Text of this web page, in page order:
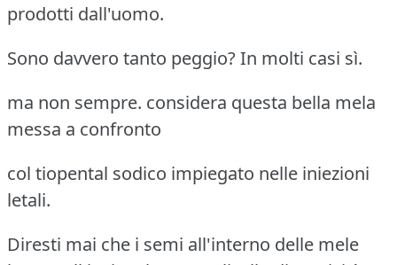
prodotti dall'uomo.
Sono davvero tanto peggio? In molti casi sì.
ma non sempre. considera questa bella mela
messa a confronto
col tiopental sodico impiegato nelle iniezioni
letali.
Diresti mai che i semi all'interno delle mele